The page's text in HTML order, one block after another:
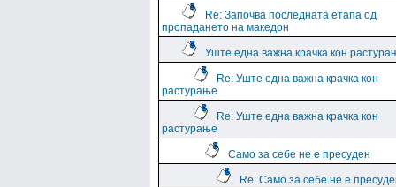
Re: Започва последната етапа од
пропадането на македон
Уште една важна крачка кон
Re: Уште една важна крачка кон
растурање
Re: Уште една важна крачка кон
растурање
Само за себе не е пресуден
Re: Само за себе не е